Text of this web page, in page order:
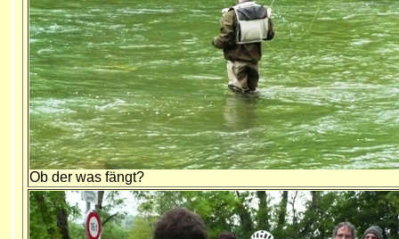
Ob der was fängt?